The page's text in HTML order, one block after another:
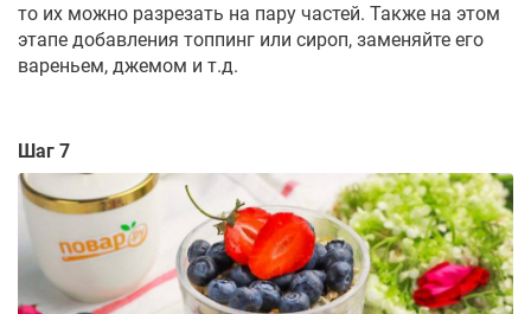
то их можно разрезать на пару частей. Также на этом
этапе добавления топпинг или сироп, заменяйте его
вареньем, джемом и т.д.
Шаг 7